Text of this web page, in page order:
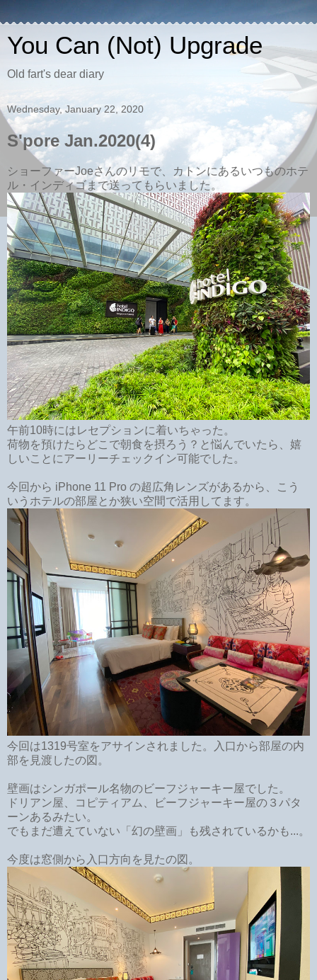
You Can (Not) Upgrade
Old fart's dear diary
Wednesday, January 22, 2020
S'pore Jan.2020(4)
ショーファーJoeさんのリモで、カトンにあるいつものホテ
ル・インディゴまで送ってもらいました。
午前10時にはレセプションに着いちゃった。
荷物を預けたらどこで朝食を摂ろう？と悩んでいたら、嬉
しいことにアーリーチェックイン可能でした。
今回から iPhone 11 Pro の超広角レンズがあるから、こう
いうホテルの部屋とか狭い空間で活用してます。
今回は1319号室をアサインされました。入口から部屋の内
部を見渡したの図。
壁画はシンガポール名物のビーフジャーキー屋でした。
ドリアン屋、コピティアム、ビーフジャーキー屋の３パタ
ーンあるみたい。
でもまだ遭えていない「幻の壁画」も残されているかも...。
今度は窓側から入口方向を見たの図。